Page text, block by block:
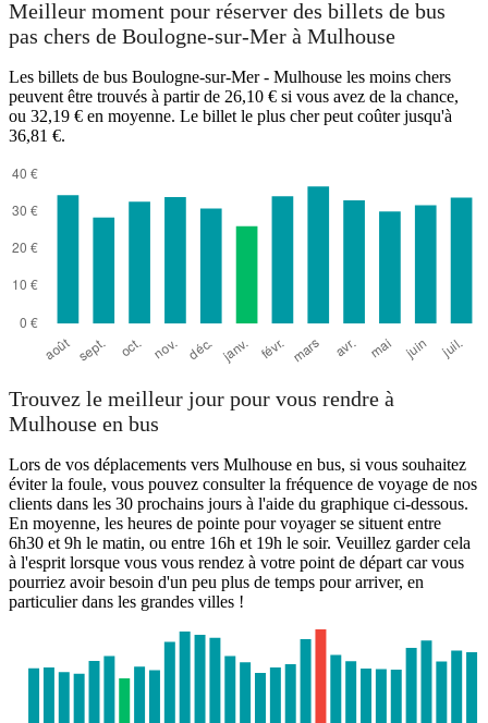
Mulhouse
Meilleur moment pour réserver des billets de bus
pas chers de Boulogne-sur-Mer à Mulhouse
Les billets de bus Boulogne-sur-Mer - Mulhouse les moins chers
peuvent être trouvés à partir de 26,10 € si vous avez de la chance,
ou 32,19 € en moyenne. Le billet le plus cher peut coûter jusqu'à
36,81 €.
Trouvez le meilleur jour pour vous rendre à
Mulhouse en bus
Lors de vos déplacements vers Mulhouse en bus, si vous souhaitez
éviter la foule, vous pouvez consulter la fréquence de voyage de nos
clients dans les 30 prochains jours à l'aide du graphique ci-dessous.
En moyenne, les heures de pointe pour voyager se situent entre
6h30 et 9h le matin, ou entre 16h et 19h le soir. Veuillez garder cela
à l'esprit lorsque vous vous rendez à votre point de départ car vous
pourriez avoir besoin d'un peu plus de temps pour arriver, en
particulier dans les grandes villes !